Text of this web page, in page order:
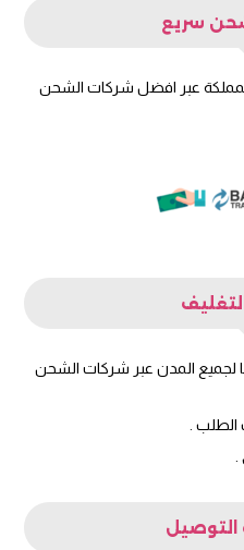
سريع
عبر افضل شركات الشحن
لجميع المدن عبر شركات الشحن
.